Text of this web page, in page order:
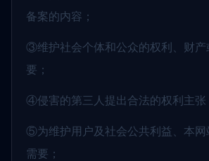
备案的内容；
③维护社会个体和公众的权利、财产
要；
④侵害的第三人提出合法的权利主张
⑤为维护用户及社会公共利益、本网
需要；